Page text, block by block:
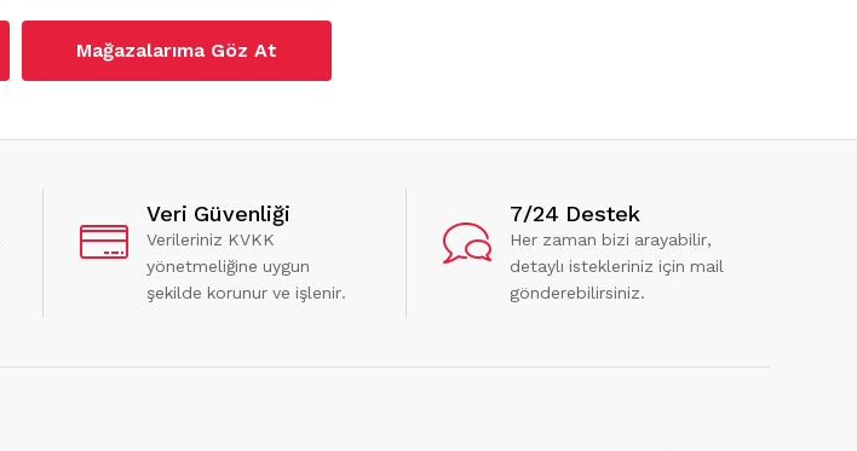
Mağazalarıma Göz At
Veri Güvenliği
Verileriniz KVKK
yönetmeliğine uygun
şekilde korunur ve işlenir.
7/24 Destek
Her zaman bizi arayabilir,
detaylı istekleriniz için mail
gönderebilirsiniz.